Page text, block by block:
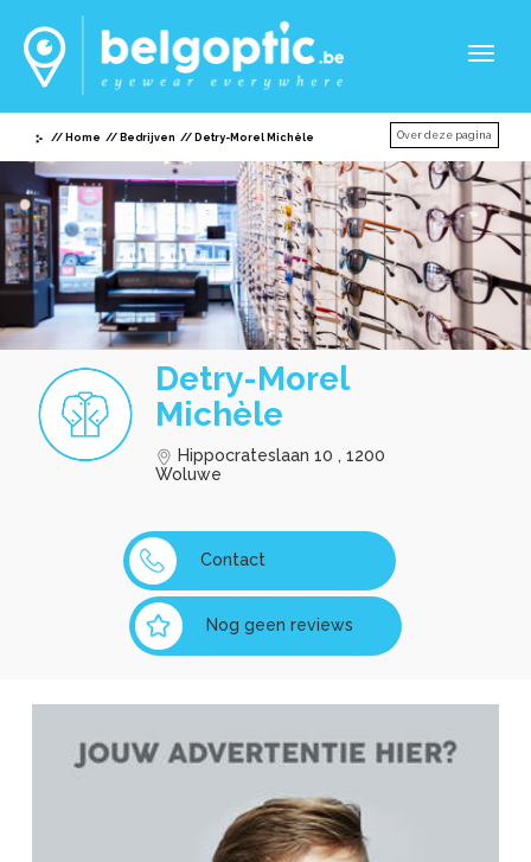
Home Bedrijven Detry-Morel Michèle Over deze pagina
Detry-Morel
Michèle
Hippocrateslaan 10 , 1200
Woluwe
Contact
Nog geen reviews